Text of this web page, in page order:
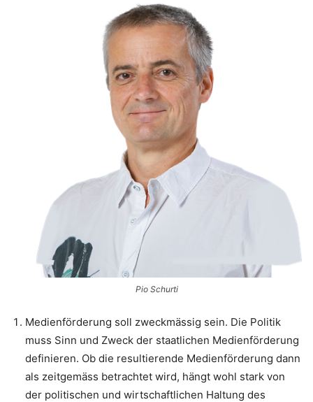
Pio Schurti
Medienförderung soll zweckmässig sein. Die Politik
muss Sinn und Zweck der staatlichen Medienförderung
definieren. Ob die resultierende Medienförderung dann
als zeitgemäss betrachtet wird, hängt wohl stark von
der politischen und wirtschaftlichen Haltung des